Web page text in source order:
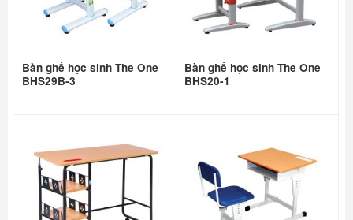
Bàn ghế học sinh The One
BHS29B-3
Bàn ghế học sinh The One
BHS20-1